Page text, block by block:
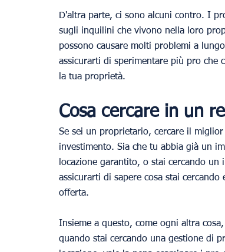
D'altra parte, ci sono alcuni contro. I
sugli inquilini che vivono nella loro
possono causare molti problemi a
assicurarti di sperimentare più pro che
la tua proprietà.
Cosa cercare in un
Se sei un proprietario, cercare il
investimento. Sia che tu abbia già un
locazione garantito, o stai cercando
assicurarti di sapere cosa stai
offerta.
Insieme a questo, come ogni altra
quando stai cercando una gestione di